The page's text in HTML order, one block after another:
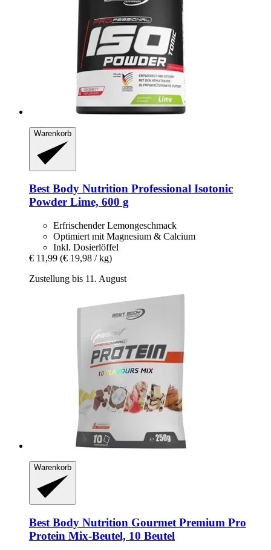
Warenkorb
Best Body Nutrition Professional Isotonic
Powder Lime, 600 g
Erfrischender Lemongeschmack
Optimiert mit Magnesium & Calcium
Inkl. Dosierlöffel
€ 11,99 (€ 19,98 / kg)
Zustellung bis 11. August
Warenkorb
Best Body Nutrition Gourmet Premium Pro
Protein Mix-​Beutel, 10 Beutel